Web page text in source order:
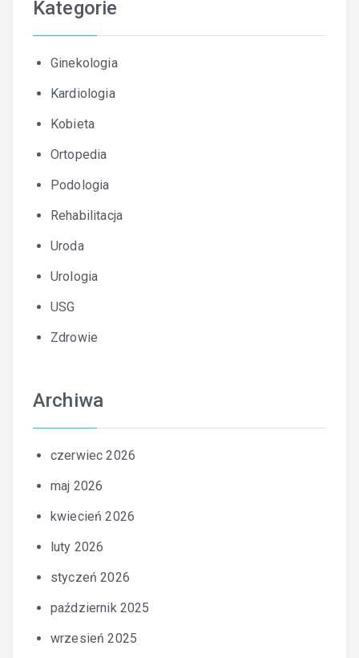
Kategorie
Ginekologia
Kardiologia
Kobieta
Ortopedia
Podologia
Rehabilitacja
Uroda
Urologia
USG
Zdrowie
Archiwa
czerwiec 2026
maj 2026
kwiecień 2026
luty 2026
styczeń 2026
październik 2025
wrzesień 2025